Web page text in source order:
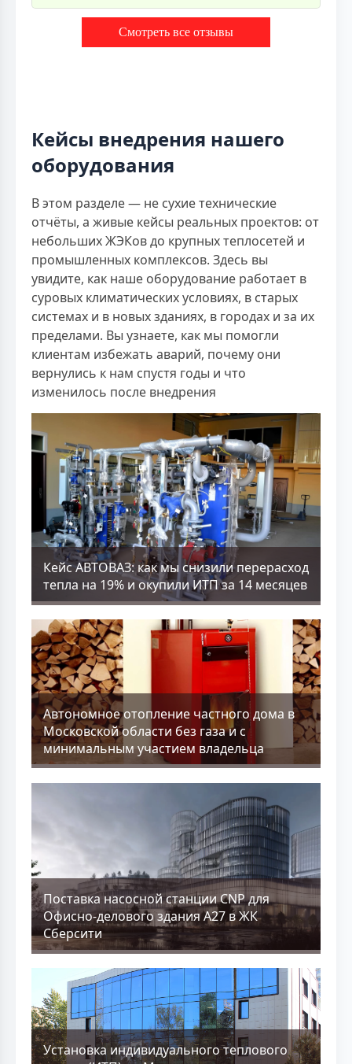
Смотреть все отзывы
Кейсы внедрения нашего
оборудования
В этом разделе — не сухие технические
отчёты, а живые кейсы реальных проектов: от
небольших ЖЭКов до крупных теплосетей и
промышленных комплексов. Здесь вы
увидите, как наше оборудование работает в
суровых климатических условиях, в старых
системах и в новых зданиях, в городах и за их
пределами. Вы узнаете, как мы помогли
клиентам избежать аварий, почему они
вернулись к нам спустя годы и что
изменилось после внедрения
Кейс АВТОВАЗ: как мы снизили перерасход
тепла на 19% и окупили ИТП за 14 месяцев
Aвтономное отопление частного дома в
Московской области без газа и с
минимальным участием владельца
Поставка насосной станции CNP для
Офисно-делового здания А27 в ЖК
Сберсити
Установка индивидуального теплового